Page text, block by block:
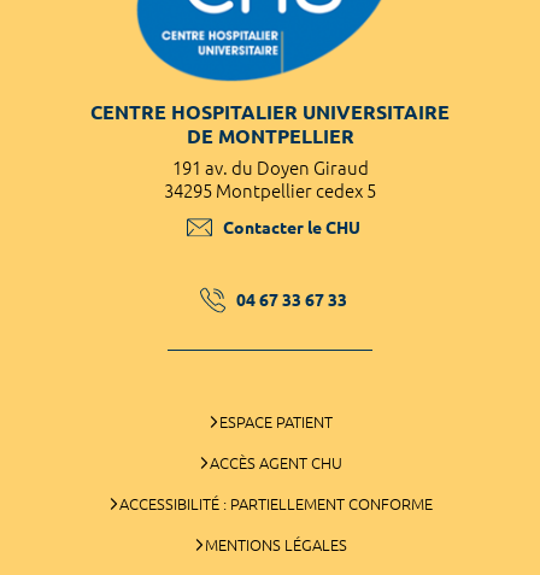
CENTRE HOSPITALIER UNIVERSITAIRE
DE MONTPELLIER
191 av. du Doyen Giraud
34295 Montpellier cedex 5
Contacter le CHU
04 67 33 67 33
ESPACE PATIENT
ACCÈS AGENT CHU
ACCESSIBILITÉ : PARTIELLEMENT CONFORME
MENTIONS LÉGALES